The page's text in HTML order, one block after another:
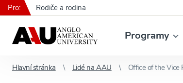
Programy
Pro: Rodiče a rodina
Hlavní stránka Lidé na AAU Office of the